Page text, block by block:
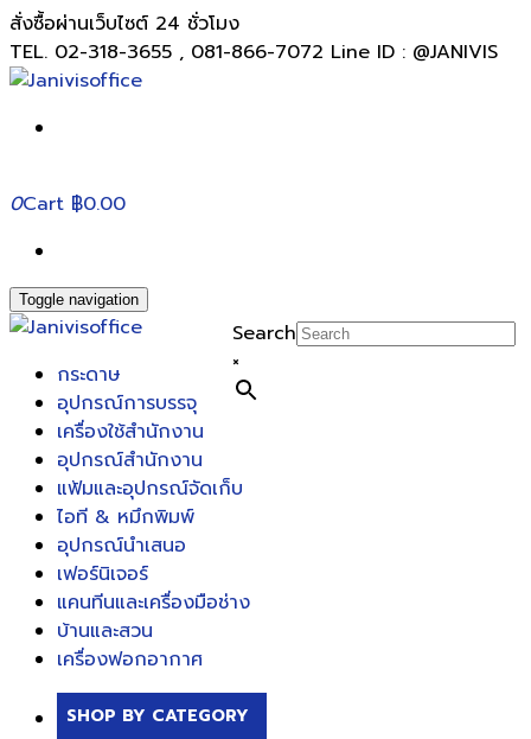
สั่งซื้อผ่านเว็บไซต์ 24 ชั่วโมง
TEL. 02-318-3655 , 081-866-7072 Line ID : @JANIVIS
0Cart ฿0.00
Toggle navigation
Search
×
กระดาษ
อุปกรณ์การบรรจุ
เครื่องใช้สำนักงาน
อุปกรณ์สำนักงาน
แฟ้มและอุปกรณ์จัดเก็บ
ไอที & หมึกพิมพ์
อุปกรณ์นำเสนอ
เฟอร์นิเจอร์
แคนทีนและเครื่องมือช่าง
บ้านและสวน
เครื่องฟอกอากาศ
SHOP BY CATEGORY